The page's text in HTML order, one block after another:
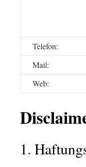
Telefon:
Mail:
Web:
1.